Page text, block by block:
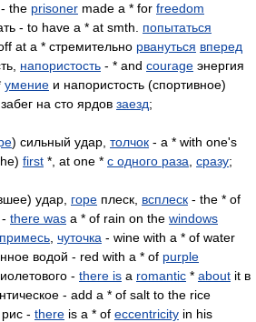
the prisoner made а * for freedom
- tо have а * at smth. попытаться
at а * стремительно рвануться вперед
напористость - * and courage энергия
умение и напористость (спортивное)
на сто ярдов заезд;
) сильный удар, толчок - а * with one's
first *, at onе * с одного раза сразу;
удар, горе плеск, всплеск - the * of
there was а * of rain оn the windows
примесь чуточка - wine with а * of water
водой - red with а * of purple
- there is а romantic * about it в
- add а * of salt to the rice
- there is а * of eccentricity in his